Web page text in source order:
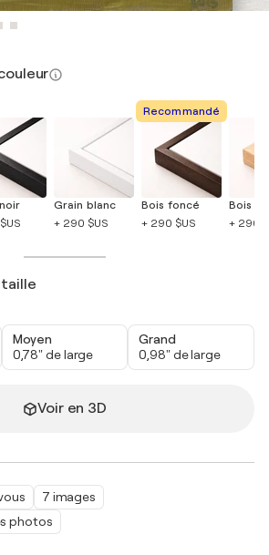
7 images
photos
Grain blanc
+ 290 $US
Recommandé
Bois foncé
+ 290 $US
Bois
+ 290
taille
Moyen
0,78" de large
Grand
0,98" de large
Voir en 3D